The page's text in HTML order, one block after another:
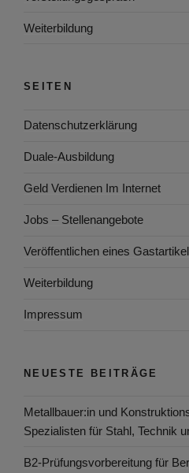
Weiterbildung
SEITEN
Datenschutzerklärung
Duale-Ausbildung
Geld Verdienen Im Internet
Jobs – Stellenangebote
Veröffentlichen eines
Weiterbildung
Impressum
NEUESTE BEITRÄGE
Metallbauer:in und
Spezialisten für Stahl, Technik
B2-Prüfungsvorbereitung für